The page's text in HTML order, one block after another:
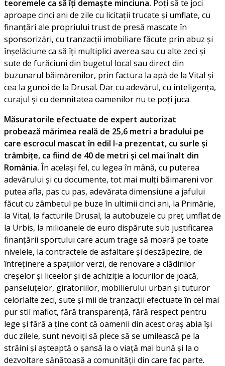
teoremele ca să îți demaște minciuna. Poți să te joci
aproape cinci ani de zile cu licitații trucate și umflate, cu
finanțări ale propriului trust de presă mascate în
sponsorizări, cu tranzacții imobiliare făcute prin abuz și
înșelăciune ca să îți multiplici averea sau cu alte zeci și
sute de furăciuni din bugetul local sau direct din
buzunarul băimărenilor, prin factura la apă de la Vital și
cea la gunoi de la Drusal. Dar cu adevărul, cu inteligența,
curajul și cu demnitatea oamenilor nu te poți juca.
Măsuratorile efectuate de expert autorizat
probează mărimea reală de 25,6 metri a bradului pe
care escrocul mascat în edil l-a prezentat, cu surle și
trâmbițe, ca fiind de 40 de metri și cel mai înalt din
România. În același fel, cu legea în mână, cu puterea
adevărului și cu documente, tot mai mulți băimareni vor
putea afla, pas cu pas, adevărata dimensiune a jafului
făcut cu zâmbetul pe buze în ultimii cinci ani, la Primărie,
la Vital, la facturile Drusal, la autobuzele cu preț umflat de
la Urbis, la milioanele de euro dispărute sub justificarea
finanțării sportului care acum trage să moară pe toate
nivelele, la contractele de asfaltare și deszăpezire, de
întreținere a spațiilor verzi, de renovare a clădirilor
creșelor și liceelor și de achiziție a locurilor de joacă,
panseluțelor, giratoriilor, mobilierului urban și tuturor
celorlalte zeci, sute și mii de tranzacții efectuate în cel mai
pur stil mafiot, fără transparență, fără respect pentru
lege și fără a ține cont că oamenii din acest oraș abia își
duc zilele, sunt nevoiți să plece să se umilească pe la
străini și așteaptă o șansă la o viață mai bună și la o
dezvoltare sănătoasă a comunității din care fac parte.